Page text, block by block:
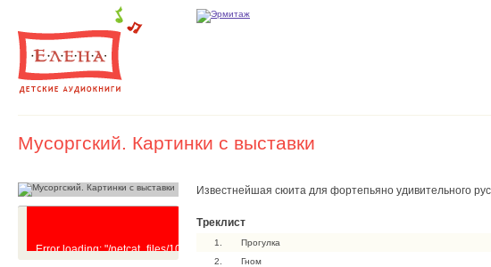
Мусоргский. Картинки с выставки
Error loading: "/netcat_files/105/73/Kartinki_s_vystavki_0.mp3"
Известнейшая сюита для фортепьяно удивительного
Треклист
1. Прогулка
2.
Гном